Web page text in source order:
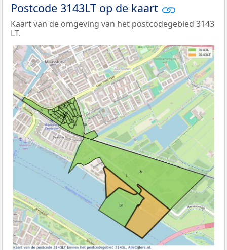
Postcode 3143LT op de kaart
Kaart van de omgeving van het postcodegebied 3143
LT.